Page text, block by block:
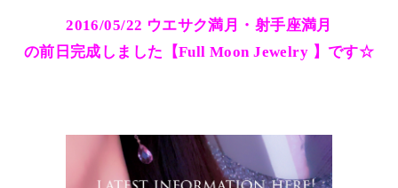
2016/05/22 ウエサク満月・射手座満月
の前日完成しました【Full Moon Jewelry 】です☆